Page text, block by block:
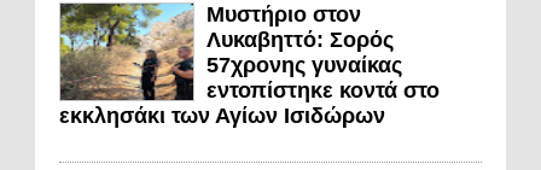
Μυστήριο στον
Λυκαβηττό: Σορός
57χρονης γυναίκας
εντοπίστηκε κοντά στο
εκκλησάκι των Αγίων Ισιδώρων